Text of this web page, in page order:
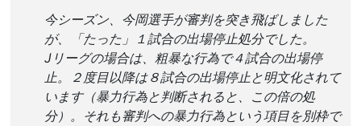
今シーズン、今岡選手が審判を突き飛ばしました
が、「たった」１試合の出場停止処分でした。
Jリーグの場合は、粗暴な行為で４試合の出場停
止。２度目以降は８試合の出場停止と明文化されて
います（暴力行為と判断されると、この倍の処
分）。それも審判への暴力行為という項目を別枠で